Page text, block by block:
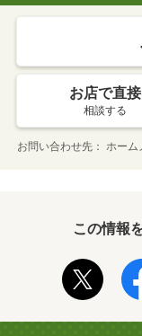
お店で直接
相談する
お問い合わせ先 ホーム
この情報